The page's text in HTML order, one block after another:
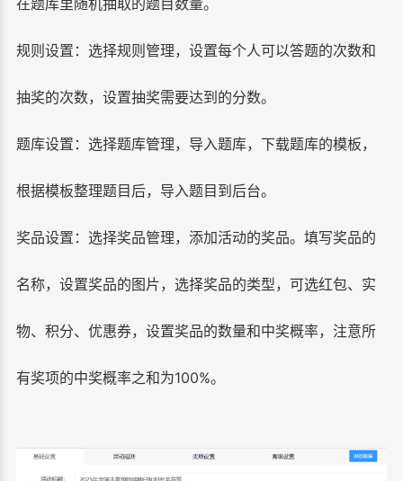
在题库里随机抽取的题目数量。
规则设置：选择规则管理，设置每个人可以答题的次数和
抽奖的次数，设置抽奖需要达到的分数。
题库设置：选择题库管理，导入题库，下载题库的模板，
根据模板整理题目后，导入题目到后台。
奖品设置：选择奖品管理，添加活动的奖品。填写奖品的
名称，设置奖品的图片，选择奖品的类型，可选红包、实
物、积分、优惠券，设置奖品的数量和中奖概率，注意所
有奖项的中奖概率之和为100%。